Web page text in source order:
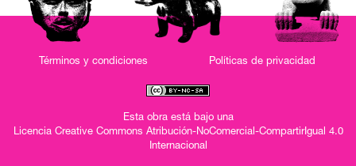
Términos y condiciones Políticas de privacidad
Esta obra está bajo una
Licencia Creative Commons Atribución-NoComercial-CompartirIgual 4.0
Internacional